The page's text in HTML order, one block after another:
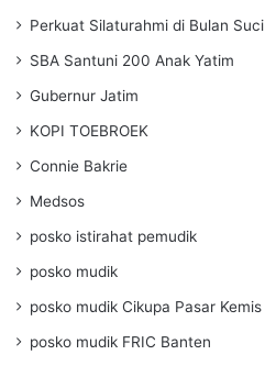
Perkuat Silaturahmi di Bulan Suci
SBA Santuni 200 Anak Yatim
Gubernur Jatim
KOPI TOEBROEK
Connie Bakrie
Medsos
posko istirahat pemudik
posko mudik
posko mudik Cikupa Pasar Kemis
posko mudik FRIC Banten